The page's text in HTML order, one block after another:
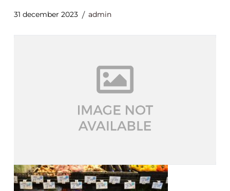
31 december 2023 admin